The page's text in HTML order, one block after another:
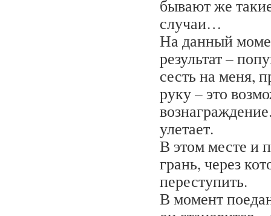
бывают же
случаи…
На данный
результат –
сесть на меня,
руку – это
улетает.
В этом месте и
грань, через
переступить.
В момент